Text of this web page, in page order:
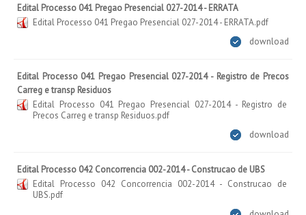
Edital Processo 041 Pregao Presencial 027-2014 - ERRATA
Edital Processo 041 Pregao Presencial 027-2014 - ERRATA.pdf
download
Edital Processo 041 Pregao Presencial 027-2014 - Registro de Precos
Carreg e transp Residuos
Edital Processo 041 Pregao Presencial 027-2014 - Registro de
Precos Carreg e transp Residuos.pdf
download
Edital Processo 042 Concorrencia 002-2014 - Construcao de UBS
Edital Processo 042 Concorrencia 002-2014 - Construcao de
UBS.pdf